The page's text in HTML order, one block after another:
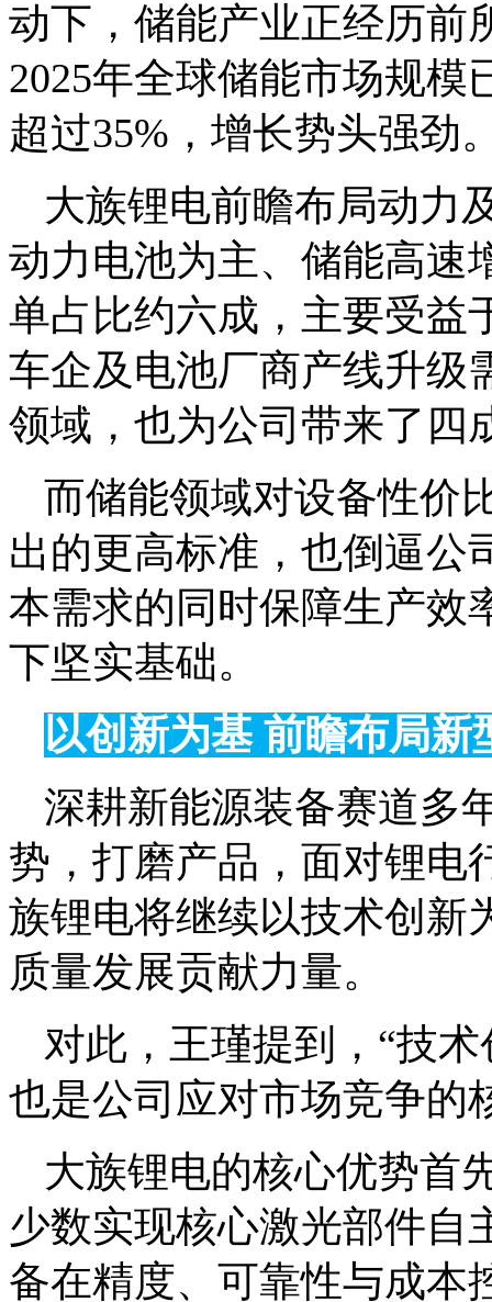
动下，储能产业正经历前
2025年全球储能市场规模
超过35%，增长势头强劲
大族锂电前瞻布局动力
动力电池为主、储能高速
单占比约六成，主要受益
车企及电池厂商产线升级
领域，也为公司带来了四
而储能领域对设备性价
出的更高标准，也倒逼公
本需求的同时保障生产效
下坚实基础。
以创新为基 前瞻布局新
深耕新能源装备赛道多
势，打磨产品，面对锂电
族锂电将继续以技术创新
质量发展贡献力量。
对此，王瑾提到，“技
也是公司应对市场竞争的
大族锂电的核心优势首
少数实现核心激光部件自
备在精度、可靠性与成本